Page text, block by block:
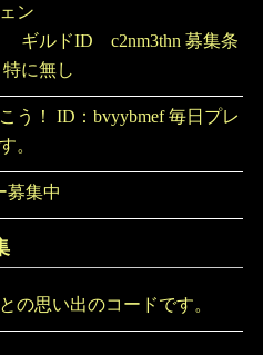
ン
募集条
に無し
う！ ID：bvyybmef 毎日プレ
。
募集中
の思い出のコードです。